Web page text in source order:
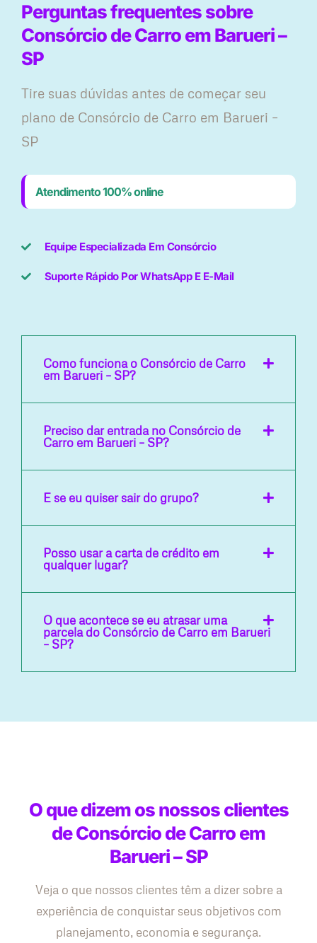
Perguntas frequentes sobre
Consórcio de Carro em Barueri –
SP
Tire suas dúvidas antes de começar seu
plano ​de Consórcio de Carro em Barueri –
SP
Atendimento 100% online
Equipe Especializada Em Consórcio
Suporte Rápido Por WhatsApp E E-Mail
Como funciona o Consórcio de Carro
em Barueri – SP?
Preciso dar entrada no Consórcio de
Carro em Barueri – SP?
E se eu quiser sair do grupo?
Posso usar a carta de crédito em
qualquer lugar?
O que acontece se eu atrasar uma
parcela do Consórcio de Carro em Barueri
– SP?
O que dizem os nossos clientes
de Consórcio de Carro em
Barueri – SP
Veja o que nossos clientes têm a dizer sobre a
experiência de conquistar seus objetivos com
planejamento, economia e segurança.